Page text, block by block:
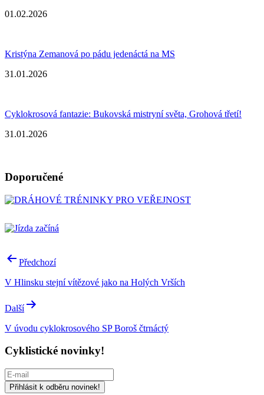
01.02.2026
Kristýna Zemanová po pádu jedenáctá na MS
31.01.2026
Cyklokrosová fantazie: Bukovská mistryní světa, Grohová třetí!
31.01.2026
Doporučené
Navigace
příspěvek
Předchozí
V Hlinsku stejní vítězové jako na Holých Vrších
Další
V úvodu cyklokrosového SP Boroš čtrnáctý
Cyklistické novinky!